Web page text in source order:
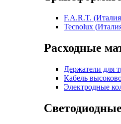
F.A.R.T.
Tecnolux
Расходные
Держатели для
Кабель
Электродные